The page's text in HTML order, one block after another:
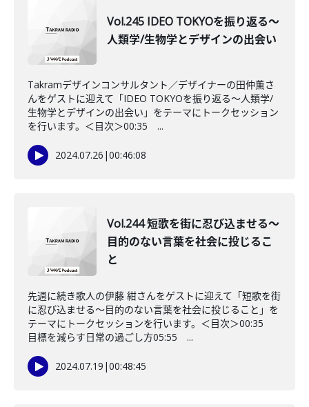
Vol.245 IDEO TOKYOを振り返る〜
人類学/生物学とデザインの出会い
Takramデザインコンサルタント／デザイナーの田仲薫さ
んをゲストに迎えて「IDEO TOKYOを振り返る〜人類学/
生物学とデザインの出会い」をテーマにトークセッション
を行います。＜目次＞00:35 ...
2024.07.26 |00:46:08
Vol.244 短歌を街に忍び込ませる〜
目的のない言葉を社会に投じるこ
と
先週に続き歌人の伊藤 紺さんをゲストに迎えて「短歌を街
に忍び込ませる〜目的のない言葉を社会に投じること」を
テーマにトークセッションを行います。＜目次＞00:35
目標を減らす日常の過ごし方05:55 ...
2024.07.19 |00:48:45